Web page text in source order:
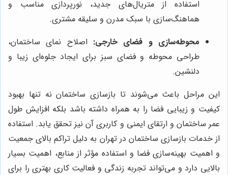
استفاده از متریال‌های جدید، نورپردازی مناسب و
هماهنگ‌سازی با سبک مدرن و سلیقه مشتری.
محوطه‌سازی و فضای خارجی: اصلاح نمای ساختمان،
طراحی محوطه و فضای سبز برای ایجاد جلوه‌ای زیبا و
دلنشین.
این مراحل باعث می‌شوند تا بازسازی ساختمان نه تنها بهبود
کیفیت و زیبایی فضا را به همراه داشته باشد بلکه افزایش طول
عمر ساختمان و ارتقای ایمنی و کاربری آن نیز تحقق یابد. استفاده
از خدمات بازسازی ساختمان در تهران به دلیل تراکم بالای جمعیت
و اهمیت بهینه‌سازی فضا و استفاده مؤثر از منابع، اهمیت بسیار
بالایی دارد و می‌تواند تجربه زندگی و فعالیت کاری بهتری را برای